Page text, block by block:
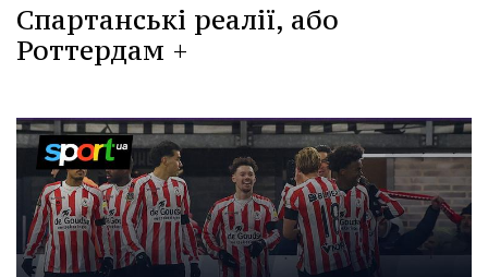
Спартанські реалії, або
Роттердам +